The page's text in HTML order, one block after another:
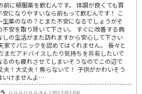
前に頓服薬を飲むんです。 体調が良くても買
安になりやすいなら前もって飲むんです！ こ
生薬のなの？とまた不安になるでしょうがそ
不安を取り除いて下さい。 すぐに改善する病
の生活がまた訪れますから安心して下さい
家でパニックを認めてはくれません。 長々と
まだアドバイスしたり気持ちを共有したいで
るのも疲れさせてしまいそうなのでこの辺で
！大丈夫！焦らないで！ 子供がかわいそう
いけませんよ…